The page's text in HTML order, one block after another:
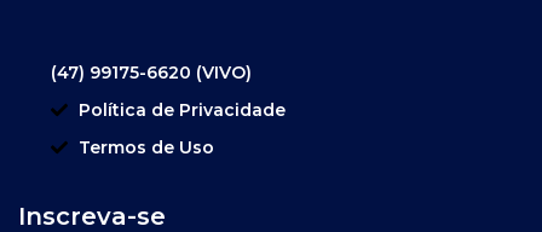
(47) 99175-6620 (VIVO)
Política de Privacidade
Termos de Uso
Inscreva-se